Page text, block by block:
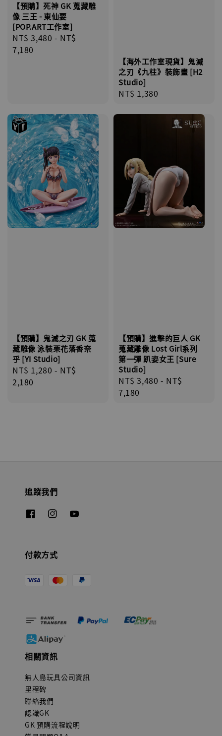
【預購】死神 GK 蒐藏雕
像 三王 - 東仙要
[POP.ART工作室]
Regular
price
NT$ 3,480 - NT$
7,180
【海外工作室現貨】鬼滅
之刃《九柱》裝飾畫 [H2
Studio]
Regular
NT$ 1,380
【預購】鬼滅之刃 GK 蒐
藏雕像 泳裝栗花落香奈
乎 [YI Studio]
Regular
price
NT$ 1,280 - NT$
2,180
【預購】進擊的巨人 GK
蒐藏雕像 Lost Girl系列
第一彈 趴姿女王 [Sure
Studio]
Regular
price
NT$ 3,480 - NT$
7,180
追蹤我們
付款方式
相關資訊
無人島玩具公司資訊
里程碑
聯絡我們
認識GK
GK 預購流程說明